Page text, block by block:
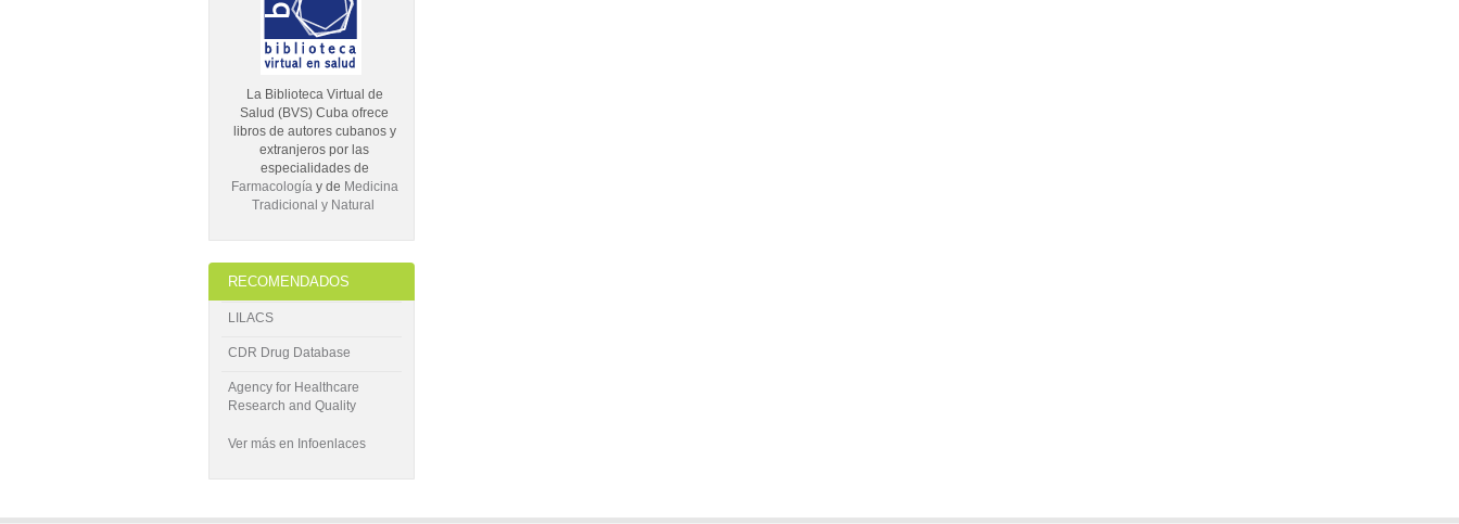
La Biblioteca Virtual de
Salud (BVS) Cuba ofrece
libros de autores cubanos y
extranjeros por las
especialidades de
Farmacologíay de Medicina
Tradicional y Natural
RECOMENDADOS
LILACS
CDR Drug Database
Agency for Healthcare
Research and Quality
Ver más en Infoenlaces